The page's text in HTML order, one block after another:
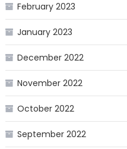
February 2023
January 2023
December 2022
November 2022
October 2022
September 2022